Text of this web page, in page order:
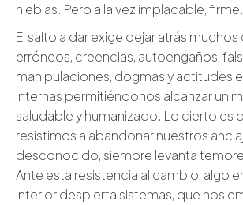
nieblas. Pero a la vez implacable, firme.
El salto a dar exige dejar atrás
erróneos, creencias, autoengaños,
manipulaciones, dogmas y actitudes
internas permitiéndonos alcanzar un
saludable y humanizado. Lo cierto es
resistimos a abandonar nuestros
desconocido, siempre levanta
Ante esta resistencia al cambio, algo
interior despierta sistemas, que nos